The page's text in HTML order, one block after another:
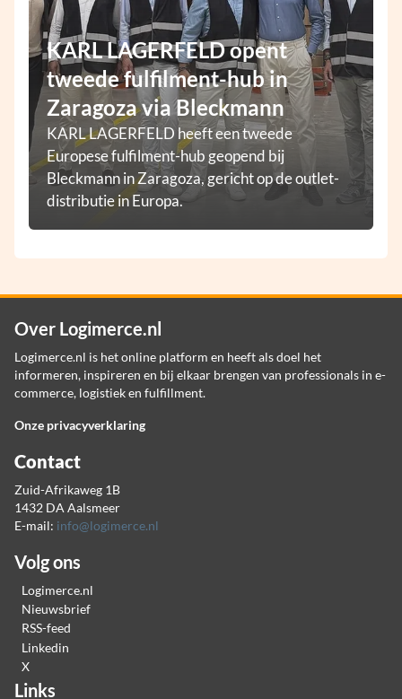
KARL LAGERFELD opent
tweede fulfilment-hub in
Zaragoza via Bleckmann
KARL LAGERFELD heeft een tweede
Europese fulfilment-hub geopend bij
Bleckmann in Zaragoza, gericht op de outlet-
distributie in Europa.
Over Logimerce.nl
Logimerce.nl is het online platform en heeft als doel het
informeren, inspireren en bij elkaar brengen van professionals in e-
commerce, logistiek en fulfillment.
Onze privacyverklaring
Contact
Zuid-Afrikaweg 1B
1432 DA Aalsmeer
E-mail: info@logimerce.nl
Volg ons
Logimerce.nl
Nieuwsbrief
RSS-feed
Linkedin
X
Links